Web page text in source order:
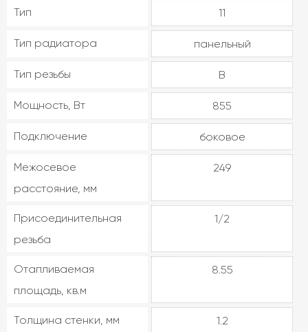
Тип 11
Тип радиатора панельный
Тип резьбы В
Мощность, Вт 855
Подключение боковое
Межосевое
расстояние, мм
249
Присоединительная
резьба
1/2
Отапливаемая
площадь, кв.м
8.55
Толщина стенки, мм 1.2